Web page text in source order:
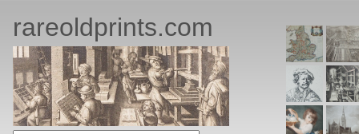
rareoldprints.com